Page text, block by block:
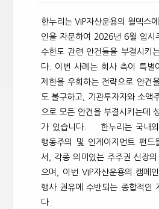
한누리는 VIP자산운용의 월덱스
인을 자문하여 2026년 6월 임시
수한도 관련 안건들을 부결시키
다. 이번 사례는 회사 측이 특별
제한을 우회하는 전략으로 안건
도 불구하고, 기관투자자와 소액
으로 모든 안건을 부결시키는데
가 있습니다. 한누리는 국내외
행동주의 및 인게이지먼트 펀드
서, 각종 의미있는 주주권 신장
으며, 이번 VIP자산운용의 캠페
행사 권유에 수반되는 종합적인
다.